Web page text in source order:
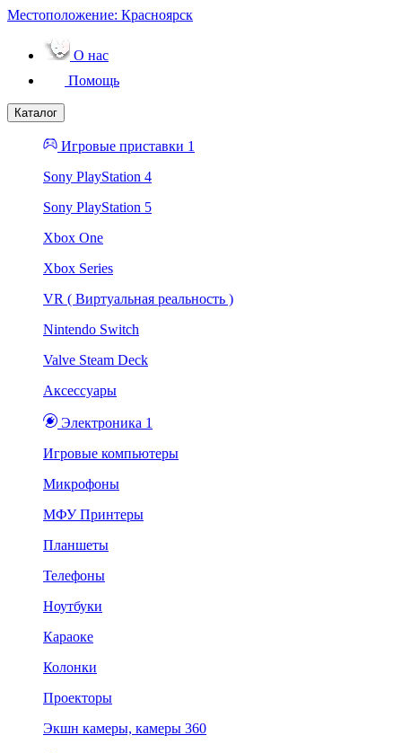
Местоположение: Красноярск
О нас
Помощь
Каталог
Игровые приставки 1
Sony PlayStation 4
Sony PlayStation 5
Xbox One
Xbox Series
VR ( Виртуальная реальность )
Nintendo Switch
Valve Steam Deck
Аксессуары
Электроника 1
Игровые компьютеры
Микрофоны
МФУ Принтеры
Планшеты
Телефоны
Ноутбуки
Караоке
Колонки
Проекторы
Экшн камеры, камеры 360